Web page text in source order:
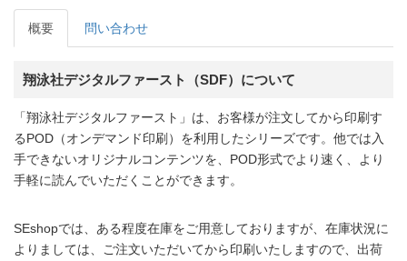
概要 問い合わせ
翔泳社デジタルファースト（SDF）について
「翔泳社デジタルファースト」は、お客様が注文してから印刷す
るPOD（オンデマンド印刷）を利用したシリーズです。他では入
手できないオリジナルコンテンツを、POD形式でより速く、より
手軽に読んでいただくことができます。
SEshopでは、ある程度在庫をご用意しておりますが、在庫状況に
よりましては、ご注文いただいてから印刷いたしますので、出荷